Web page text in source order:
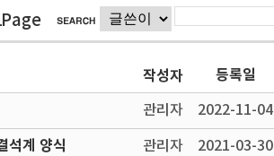
작성자 등록일
관리자 2022-11-04
석계 양식 관리자 2021-03-30